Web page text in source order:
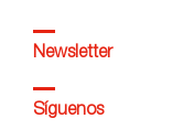
Newsletter
Síguenos